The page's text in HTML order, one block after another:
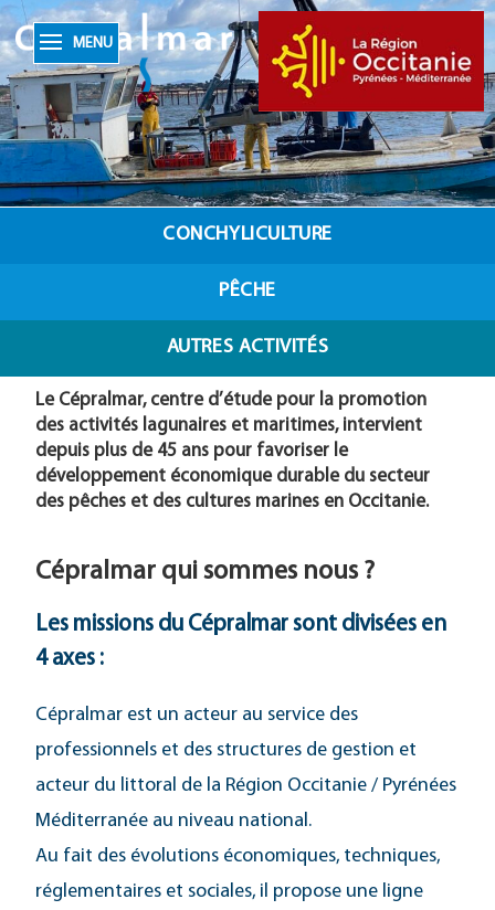
MENU
CONCHYLICULTURE
PÊCHE
AUTRES ACTIVITÉS
Le Cépralmar, centre d’étude pour la promotion
des activités lagunaires et maritimes, intervient
depuis plus de 45 ans pour favoriser le
développement économique durable du secteur
des pêches et des cultures marines en Occitanie.
Cépralmar qui sommes nous ?
Les missions du Cépralmar sont divisées en
4 axes :
Cépralmar est un acteur au service des
professionnels et des structures de gestion et
acteur du littoral de la Région Occitanie / Pyrénées
Méditerranée au niveau national.
Au fait des évolutions économiques, techniques,
réglementaires et sociales, il propose une ligne